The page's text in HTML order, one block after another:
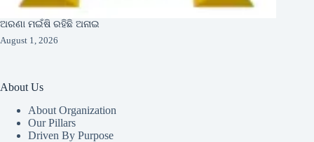
ଅରଣା ମଇଁଷି ରହିଛି ଅନାଇ
August 1, 2026
About Us
About Organization
Our Pillars
Driven By Purpose​